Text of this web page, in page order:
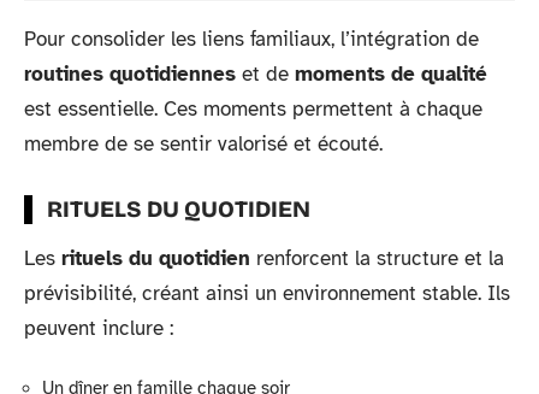
Pour consolider les liens familiaux, l’intégration de
routines quotidiennes et de moments de qualité
est essentielle. Ces moments permettent à chaque
membre de se sentir valorisé et écouté.
RITUELS DU QUOTIDIEN
Les rituels du quotidien renforcent la structure et la
prévisibilité, créant ainsi un environnement stable. Ils
peuvent inclure :
Un dîner en famille chaque soir